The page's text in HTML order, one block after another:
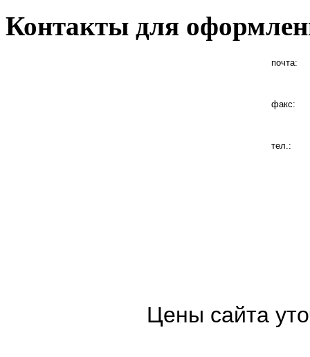
Контакты для
почта:
факс:
тел.:
Цены сайта